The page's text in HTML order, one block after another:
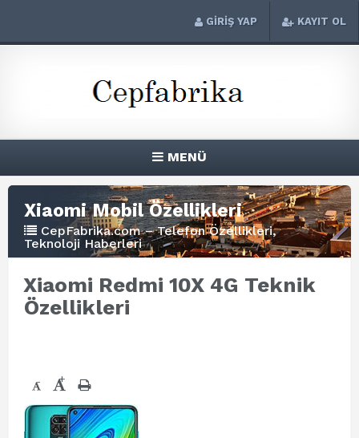
GİRİŞ YAP KAYIT OL
MENÜ
Xiaomi Mobil Özellikleri
CepFabrika.com – Telefon Özellikleri,
Teknoloji Haberleri
Xiaomi Redmi 10X 4G Teknik
Özellikleri
- +